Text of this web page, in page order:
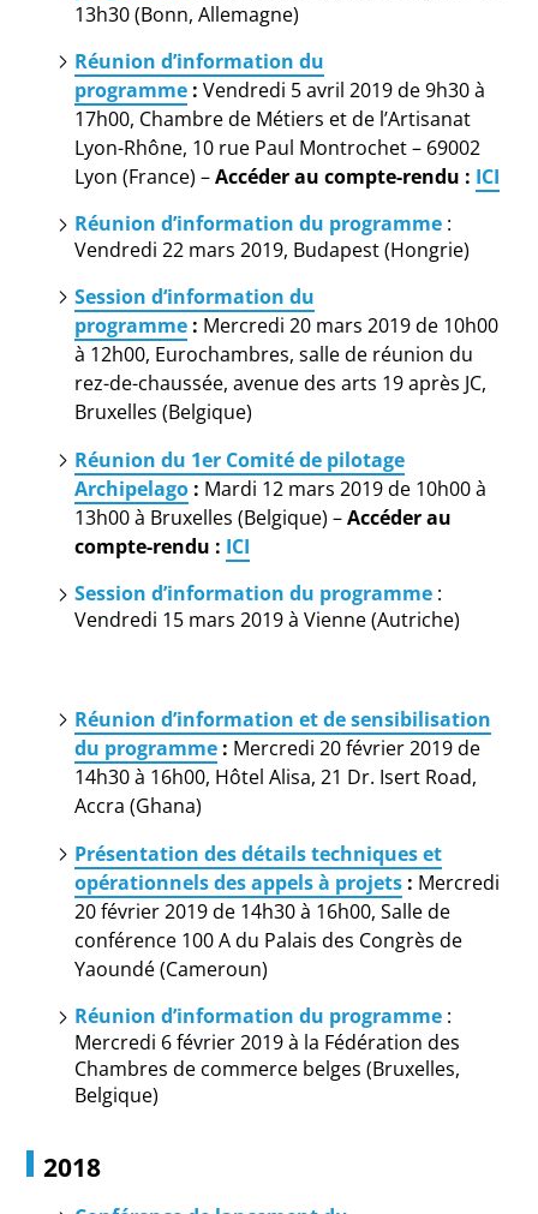
13h30 (Bonn, Allemagne)
Réunion d’information du
programme : Vendredi 5 avril 2019 de 9h30 à
17h00, Chambre de Métiers et de l’Artisanat
Lyon-Rhône, 10 rue Paul Montrochet – 69002
Lyon (France) – Accéder au compte-rendu : ICI
Réunion d’information du programme :
Vendredi 22 mars 2019, Budapest (Hongrie)
Session d‘information du
programme : Mercredi 20 mars 2019 de 10h00
à 12h00, Eurochambres, salle de réunion du
rez-de-chaussée, avenue des arts 19 après JC,
Bruxelles (Belgique)
Réunion du 1er Comité de pilotage
Archipelago : Mardi 12 mars 2019 de 10h00 à
13h00 à Bruxelles (Belgique) –Accéder au
compte-rendu : ICI
Session d’information du programme :
Vendredi 15 mars 2019 à Vienne (Autriche)
Réunion d’information et de sensibilisation
du programme : Mercredi 20 février 2019 de
14h30 à 16h00, Hôtel Alisa, 21 Dr. Isert Road,
Accra (Ghana)
Présentation des détails techniques et
opérationnels des appels à projets : Mercredi
20 février 2019 de 14h30 à 16h00, Salle de
conférence 100 A du Palais des Congrès de
Yaoundé (Cameroun)
Réunion d’information du programme :
Mercredi 6 février 2019 à la Fédération des
Chambres de commerce belges (Bruxelles,
Belgique)
2018